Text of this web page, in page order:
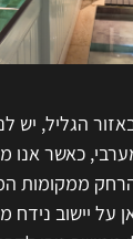
הגליל, יש
כאשר אנו
הרחק ממקומות
על יישוב נידח